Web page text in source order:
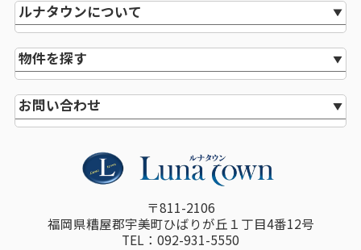
ルナタウンについて
物件を探す
お問い合わせ
〒811-2106
福岡県糟屋郡宇美町ひばりが丘１丁目4番12号
TEL：092-931-5550